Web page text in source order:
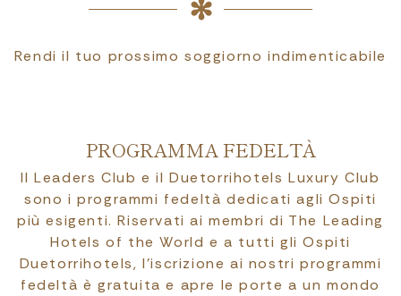
Rendi il tuo prossimo soggiorno indimenticabile
PROGRAMMA FEDELTÀ
Il Leaders Club e il Duetorrihotels Luxury Club
sono i programmi fedeltà dedicati agli Ospiti
più esigenti. Riservati ai membri di The Leading
Hotels of the World e a tutti gli Ospiti
Duetorrihotels, l’iscrizione ai nostri programmi
fedeltà è gratuita e apre le porte a un mondo